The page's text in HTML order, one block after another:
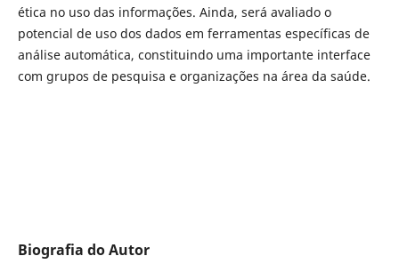
ética no uso das informações. Ainda, será avaliado o
potencial de uso dos dados em ferramentas específicas de
análise automática, constituindo uma importante interface
com grupos de pesquisa e organizações na área da saúde.
Biografia do Autor